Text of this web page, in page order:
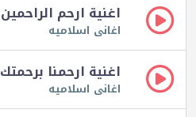
اغنية ارحم الراحمين
اغانى اسلاميه
اغنية ارحمنا برحمتك
اغانى اسلاميه